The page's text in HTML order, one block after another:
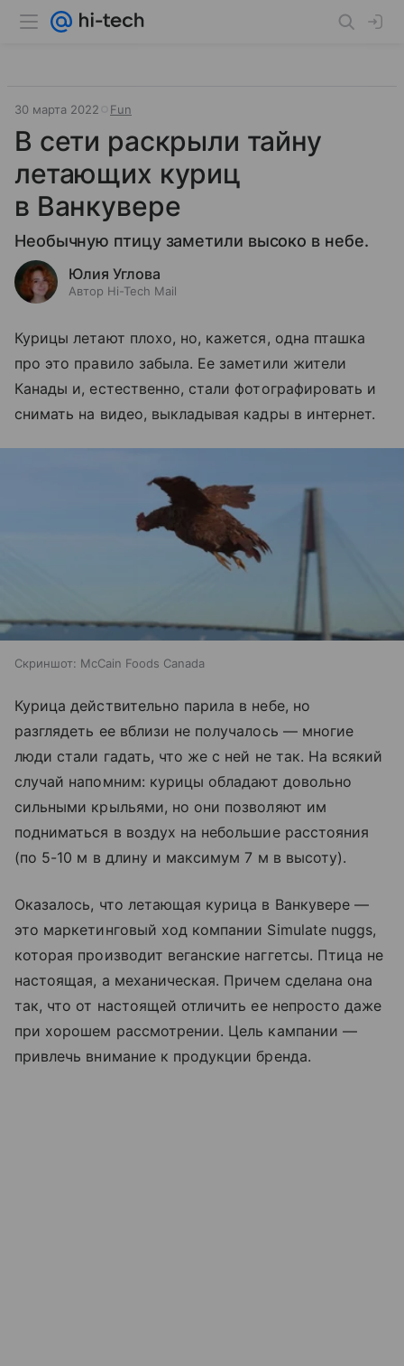
30 марта 2022 Fun
В сети раскрыли тайну
летающих куриц
в Ванкувере
Необычную птицу заметили высоко в небе.
Юлия Углова
Автор Hi-Tech Mail
Курицы летают плохо, но, кажется, одна пташка
про это правило забыла. Ее заметили жители
Канады и, естественно, стали фотографировать и
снимать на видео, выкладывая кадры в интернет.
Скриншот: McCain Foods Canada
Курица действительно парила в небе, но
разглядеть ее вблизи не получалось — многие
люди стали гадать, что же с ней не так. На всякий
случай напомним: курицы обладают довольно
сильными крыльями, но они позволяют им
подниматься в воздух на небольшие расстояния
(по 5-10 м в длину и максимум 7 м в высоту).
Оказалось, что летающая курица в Ванкувере —
это маркетинговый ход компании Simulate nuggs,
которая производит веганские наггетсы. Птица не
настоящая, а механическая. Причем сделана она
так, что от настоящей отличить ее непросто даже
при хорошем рассмотрении. Цель кампании —
привлечь внимание к продукции бренда.